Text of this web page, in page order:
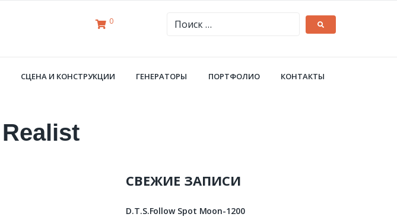
0
СЦЕНА И КОНСТРУКЦИИ ГЕНЕРАТОРЫ ПОРТФОЛИО КОНТАКТЫ
Realist
СВЕЖИЕ ЗАПИСИ
D.T.S.Follow Spot Moon-1200